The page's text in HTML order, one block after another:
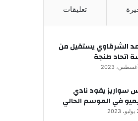
تعليقات
الشرقاوي يستقيل من
اتحاد طنجة
سواريز يقود نادي
في الموسم الحالي